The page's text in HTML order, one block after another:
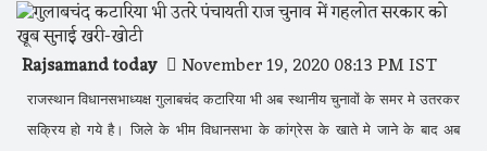
Rajsamand today November 19, 2020 08:13 PM IST
राजस्थान विधानसभाध्यक्ष गुलाबचंद कटारिया भी अब स्थानीय चुनावों के समर मे उतरकर
सक्रिय हो गये है। जिले के भीम विधानसभा के कांग्रेस के खाते मे जाने के बाद अब